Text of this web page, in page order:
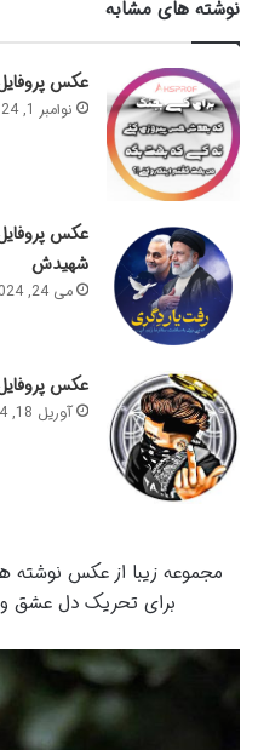
نوشته های مشابه
عکس
نوامبر 1, 2024
عکس
شهیدش
می 24, 2024
عکس
آوریل 18, 2024
مجموعه زیبا از عکس نوشته
برای تحریک دل عشق